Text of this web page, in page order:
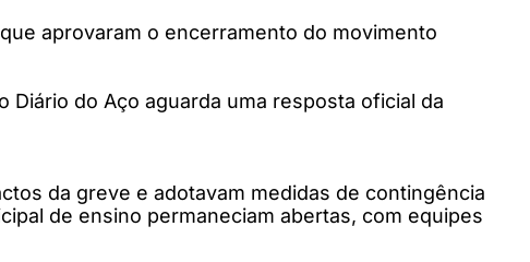
aprovaram o encerramento do movimento
do Aço aguarda uma resposta oficial da
da greve e adotavam medidas de contingência
de ensino permaneciam abertas, com equipes